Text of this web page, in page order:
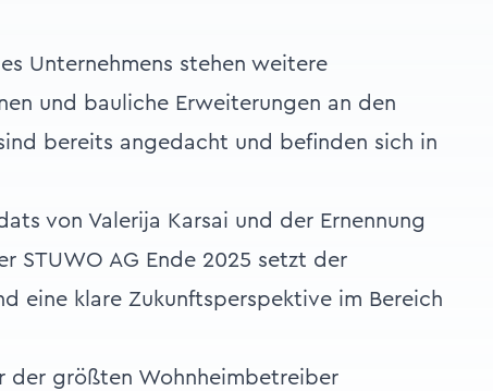
Unternehmens stehen weitere
und bauliche Erweiterungen an den
bereits angedacht und befinden sich in
von Valerija Karsai und der Ernennung
STUWO AG Ende 2025 setzt der
eine klare Zukunftsperspektive im Bereich
der größten Wohnheimbetreiber